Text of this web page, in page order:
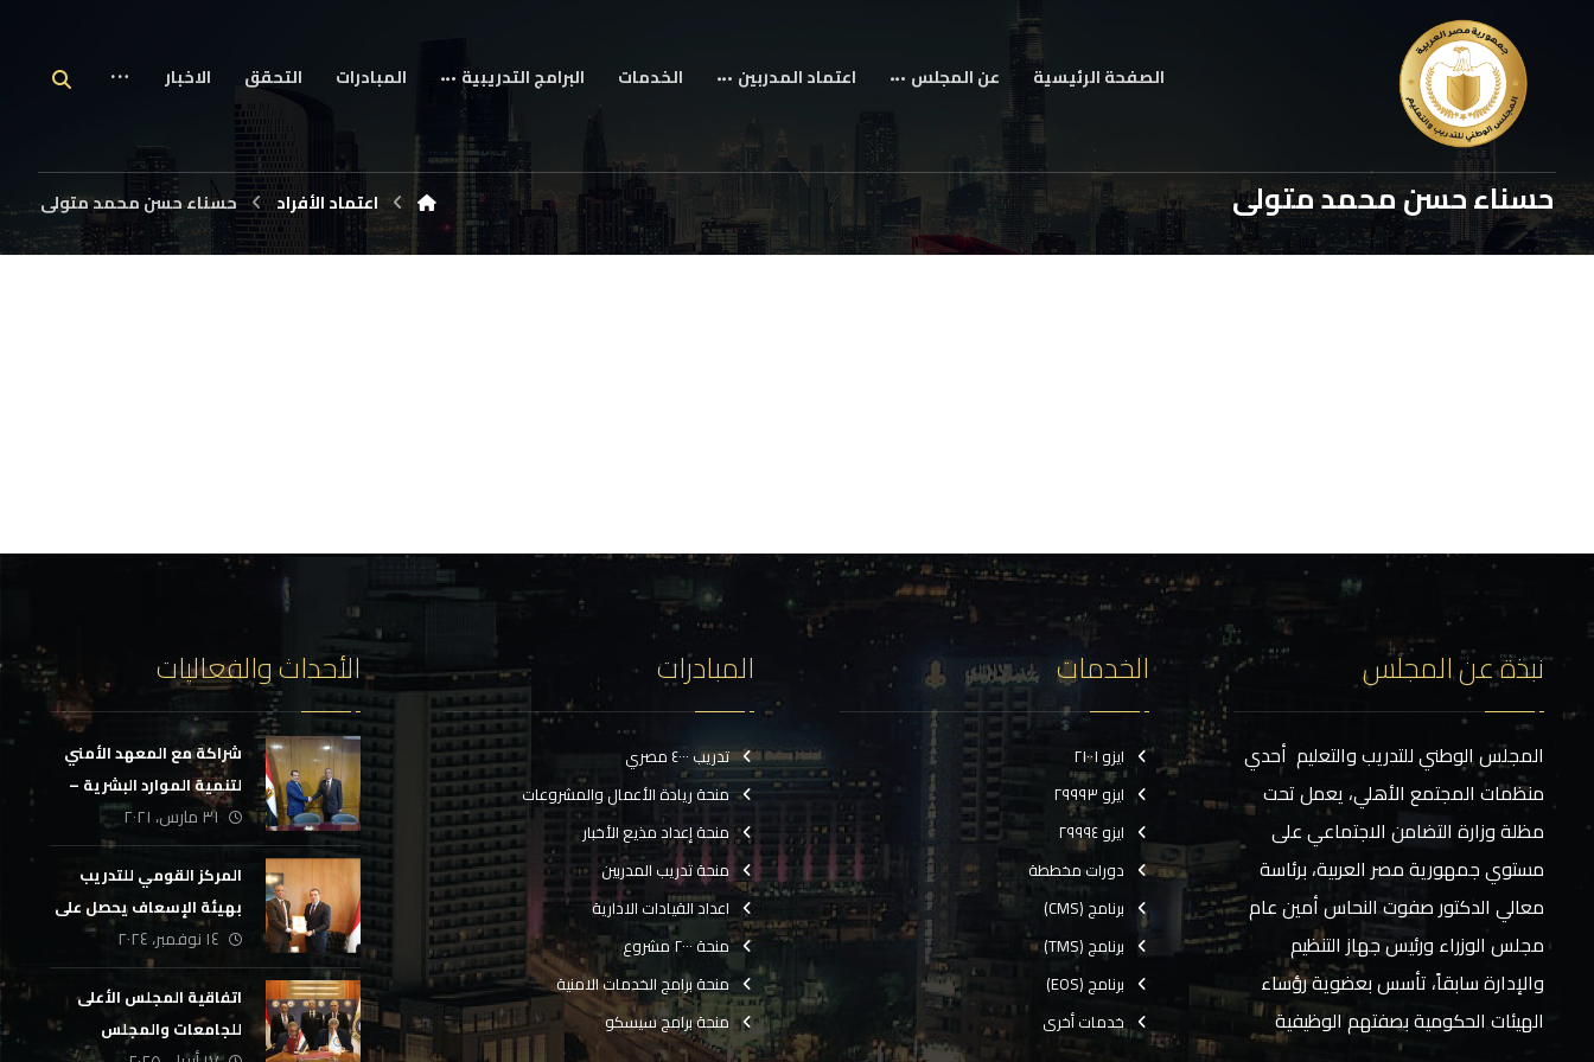
الصفحة الرئيسية عن المجلس اعتماد المدربين الخدمات البرامج التدريبية المبادرات التحقق الاخبار
حسناء حسن محمد متولى اعتماد الأفراد حسناء حسن محمد متولى
نبذة عن المجلس
المجلس الوطني للتدريب والتعليم أحدي
منظمات المجتمع الأهلي، يعمل تحت
مظلة وزارة التضامن الاجتماعي على
مستوي جمهورية مصر العربية، برئاسة
معالي الدكتور صفوت النحاس أمين عام
مجلس الوزراء ورئيس جهاز التنظيم
والإدارة سابقاً، تأسس بعضوية رؤساء
الهيئات الحكومية بصفتهم الوظيفية
الخدمات
ايزو ٢١٠٠١
ايزو ٢٩٩٩٣
ايزو ٢٩٩٩٤
دورات مخططة
برنامج (CMS)
برنامج (TMS)
برنامج (EOS)
خدمات أخرى
المبادرات
تدريب ٤٠٠٠ مصري
منحة ريادة الأعمال والمشروعات
منحة إعداد مذيع الأخبار
منحة تدريب المدربين
اعداد القيادات الادارية
منحة ٢٠٠٠ مشروع
منحة برامج الخدمات الامنية
منحة برامج سيسكو
الأحداث والفعاليات
شراكة مع المعهد الأمني
لتنمية الموارد البشرية –
وزارة الداخلية
٣١ مارس، ٢٠٢١
المركز القومي للتدريب
بهيئة الإسعاف يحصل على
شهادة الجودة للسنة
الثانية
١٤ نوفمبر، ٢٠٢٤
اتفاقية المجلس الأعلى
للجامعات والمجلس